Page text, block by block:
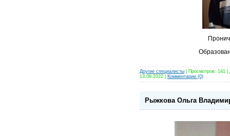
Другие специалисты | Просмотров: 141
13.09.2022
Комментарии (0)
Рыжкова Ольга